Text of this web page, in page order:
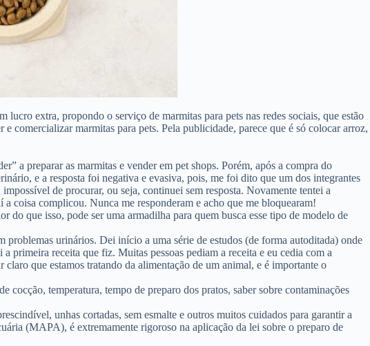
extra, propondo o serviço de marmitas para pets nas redes sociais, que estão
comercializar marmitas para pets. Pela publicidade, parece que é só colocar arroz,
a preparar as marmitas e vender em pet shops. Porém, após a compra do
e a resposta foi negativa e evasiva, pois, me foi dito que um dos integrantes
de procurar, ou seja, continuei sem resposta. Novamente tentei a
coisa complicou. Nunca me responderam e acho que me bloquearam!
do que isso, pode ser uma armadilha para quem busca esse tipo de modelo de
urinários. Dei início a uma série de estudos (de forma autoditada) onde
receita que fiz. Muitas pessoas pediam a receita e eu cedia com a
que estamos tratando da alimentação de um animal, e é importante o
cocção, temperatura, tempo de preparo dos pratos, saber sobre contaminações
unhas cortadas, sem esmalte e outros muitos cuidados para garantir a
(MAPA), é extremamente rigoroso na aplicação da lei sobre o preparo de